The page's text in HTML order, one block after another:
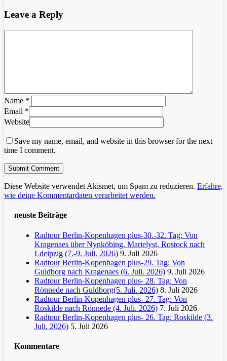
Leave a Reply
Name *
Email *
Website
Save my name, email, and website in this browser for the next
time I comment.
Diese Website verwendet Akismet, um Spam zu reduzieren. Erfahre,
wie deine Kommentardaten verarbeitet werden.
neuste Beiträge
Radtour Berlin-Kopenhagen plus-30.-32. Tag: Von
Kragenaes über Nynköbing, Marielyst, Rostock nach
Ldeipzig (7.-9. Juli. 2026) 9. Juli 2026
Radtour Berlin-Kopenhagen plus-29. Tag: Von
Guldborg nach Kragenaes (6. Juli. 2026) 9. Juli 2026
Radtour Berlin-Kopenhagen plus- 28. Tag: Von
Rönnede nach Guldborg(5. Juli. 2026) 8. Juli 2026
Radtour Berlin-Kopenhagen plus- 27. Tag: Von
Roskilde nach Rönnede (4. Juli. 2026) 7. Juli 2026
Radtour Berlin-Kopenhagen plus- 26. Tag: Roskilde (3.
Juli. 2026) 5. Juli 2026
Kommentare